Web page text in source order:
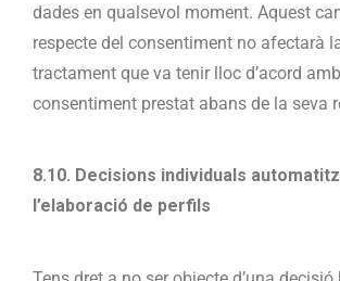
dades en qualsevol moment. Aquest
respecte del consentiment no afectarà
tractament que va tenir lloc d’acord
consentiment prestat abans de la seva
8.10. Decisions individuals
l’elaboració de perfils